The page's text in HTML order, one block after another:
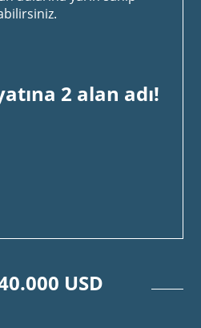
2 alan adı!
USD